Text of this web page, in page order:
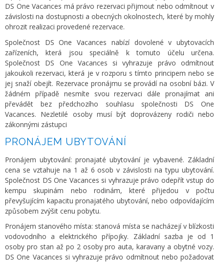
DS One Vacances má právo rezervaci přijmout nebo odmítnout v
závislosti na dostupnosti a obecných okolnostech, které by mohly
ohrozit realizaci provedené rezervace.
Společnost DS One Vacances nabízí dovolené v ubytovacích
zařízeních, která jsou speciálně k tomuto účelu určena.
Společnost DS One Vacances si vyhrazuje právo odmítnout
jakoukoli rezervaci, která je v rozporu s tímto principem nebo se
jej snaží obejít. Rezervace pronájmu se provádí na osobní bázi. V
žádném případě nesmíte svou rezervaci dále pronajímat ani
převádět bez předchozího souhlasu společnosti DS One
Vacances. Nezletilé osoby musí být doprovázeny rodiči nebo
zákonnými zástupci
PRONÁJEM UBYTOVÁNÍ
Pronájem ubytování: pronajaté ubytování je vybavené. Základní
cena se vztahuje na 1 až 6 osob v závislosti na typu ubytování.
Společnost DS One Vacances si vyhrazuje právo odepřít vstup do
kempu skupinám nebo rodinám, které přijedou v počtu
převyšujícím kapacitu pronajatého ubytování, nebo odpovídajícím
způsobem zvýšit cenu pobytu.
Pronájem stanového místa: stanová místa se nacházejí v blízkosti
vodovodního a elektrického přípojky. Základní sazba je od 1
osoby pro stan až po 2 osoby pro auta, karavany a obytné vozy.
DS One Vacances si vyhrazuje právo odmítnout nebo požadovat